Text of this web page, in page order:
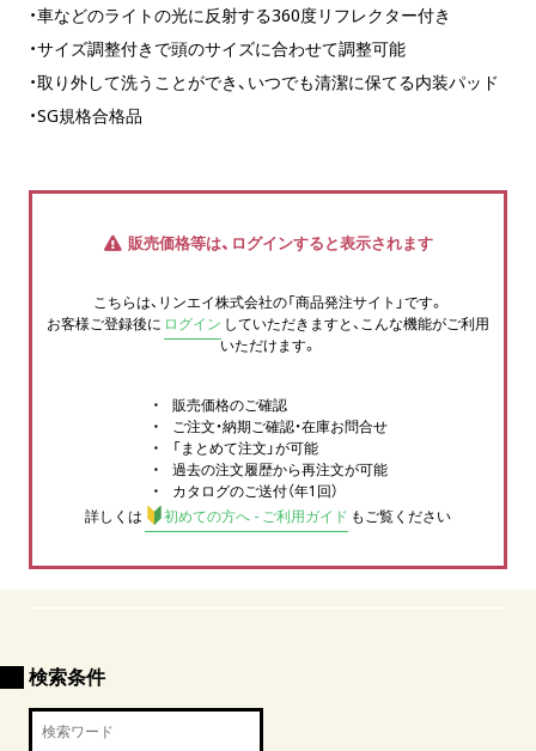
・車などのライトの光に反射する360度リフレクター付き
・サイズ調整付きで頭のサイズに合わせて調整可能
・取り外して洗うことができ、いつでも清潔に保てる内装パッド
・SG規格合格品
販売価格等は、ログインすると表示されます
こちらは、リンエイ株式会社の「商品発注サイト」です。
お客様ご登録後に ログイン していただきますと、こんな機能がご利用
いただけます。
販売価格のご確認
ご注文・納期ご確認・在庫お問合せ
「まとめて注文」が可能
過去の注文履歴から再注文が可能
カタログのご送付（年1回）
詳しくは
初めての方へ - ご利用ガイド もご覧ください
検索条件